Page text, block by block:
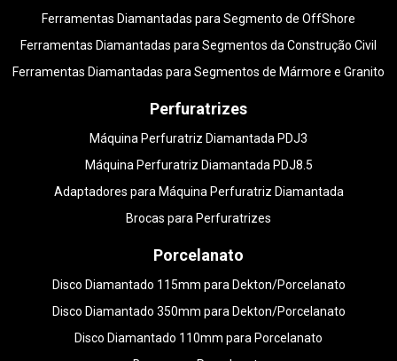
Ferramentas Diamantadas para Segmento de OffShore
Ferramentas Diamantadas para Segmentos da Construção Civil
Ferramentas Diamantadas para Segmentos de Mármore e Granito
Perfuratrizes
Máquina Perfuratriz Diamantada PDJ3
Máquina Perfuratriz Diamantada PDJ8.5
Adaptadores para Máquina Perfuratriz Diamantada
Brocas para Perfuratrizes
Porcelanato
Disco Diamantado 115mm para Dekton/Porcelanato
Disco Diamantado 350mm para Dekton/Porcelanato
Disco Diamantado 110mm para Porcelanato